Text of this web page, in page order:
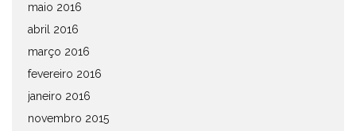
maio 2016
abril 2016
março 2016
fevereiro 2016
janeiro 2016
novembro 2015